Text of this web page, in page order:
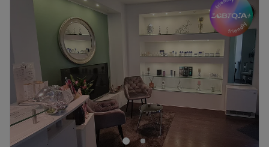
–18:00
Donnerstag
10:30 –18:00
Freitag
10:30–18:00
Samstag
10:30–15:00
Sonntag
Geschlossen
Um einen müden und matten Teint zum Strahlen zu
bringen, solltest du dem Beautysalon Sena Kosmetik in
der Lindenallee 79 einen Besuch abstatten. Mit seiner
zentralen Lage ist dieser tolle Salon in der Essener